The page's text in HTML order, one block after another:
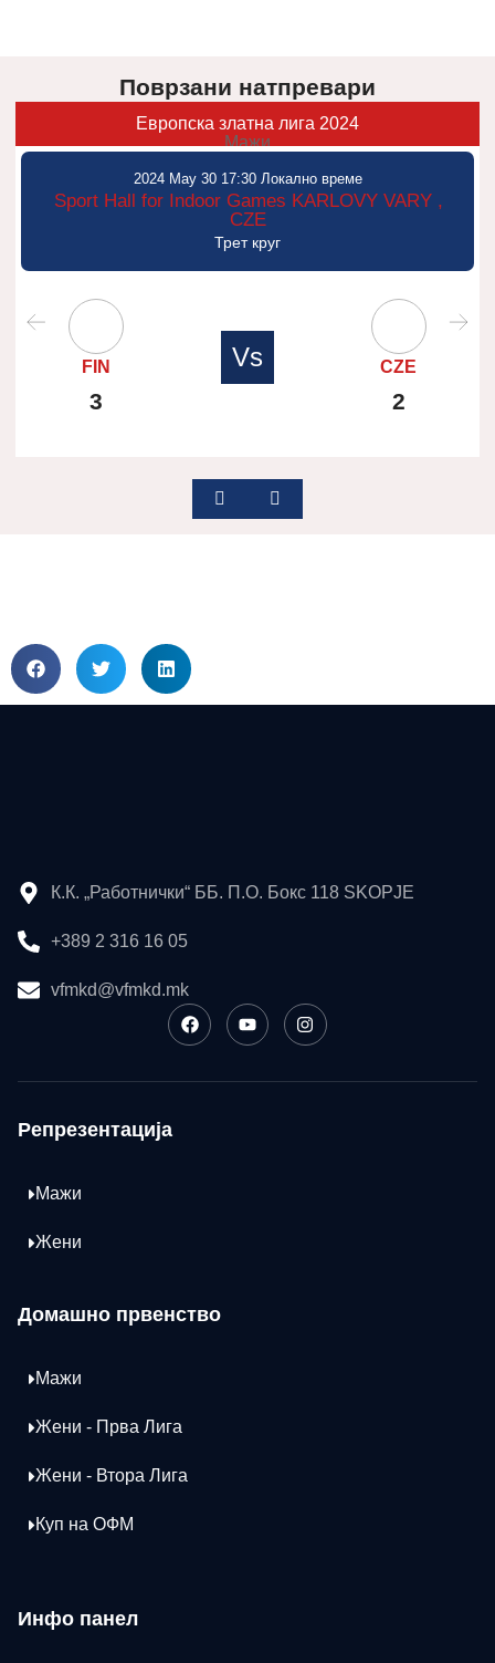
Поврзани натпревари
Европска златна лига 2024
Мажи
2024 May 30 17:30 Локално време
Sport Hall for Indoor Games KARLOVY VARY ,
CZE
Трет круг
FIN
3
Vs CZE
2
К.К. „Работнички“ ББ. П.О. Бокс 118 SKOPJE
+389 2 316 16 05
vfmkd@vfmkd.mk
Репрезентација
Мажи
Жени
Домашно првенство
Мажи
Жени - Прва Лига
Жени - Втора Лига
Куп на ОФМ
Инфо панел